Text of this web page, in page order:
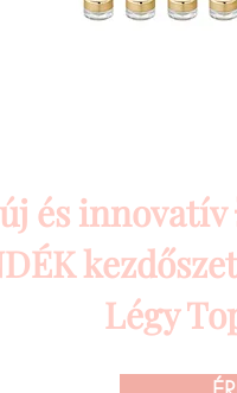
és innovatív
Légy